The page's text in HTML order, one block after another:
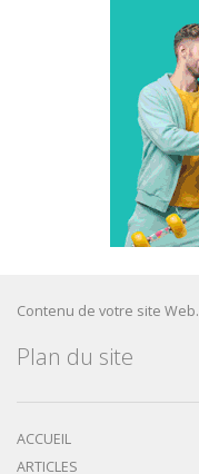
Contenu de votre site Web.
Plan du site
ACCUEIL
ARTICLES